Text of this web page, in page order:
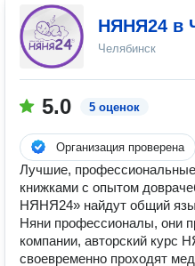
НЯНЯ24 в
Челябинск
5.0 5 оценок
Организация проверена
Лучшие,
книжками с опытом
НЯНЯ24» найдут общий
Няни профессионалы, они
компании, авторский курс
своевременно проходят